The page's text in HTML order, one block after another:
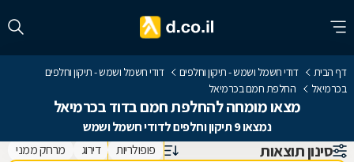
דף הבית דודי חשמל ושמש - תיקון וחלפים
דודי חשמל ושמש - תיקון וחלפים
בכרמיאל
החלפת חמם בכרמיאל
מצאו מומחה להחלפת חמם בדוד בכרמיאל
נמצאו 9 תיקון וחלפים לדודי חשמל ושמש
סינון תוצאות פופולריות דירוג מרחק ממני